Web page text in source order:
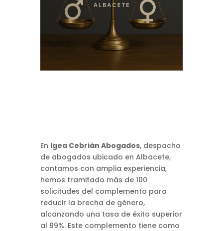
En Igea Cebrián Abogados, despacho
de abogados ubicado en Albacete,
contamos con amplia experiencia,
hemos tramitado más de 100
solicitudes del complemento para
reducir la brecha de género,
alcanzando una tasa de éxito superior
al 99%. Este complemento tiene como